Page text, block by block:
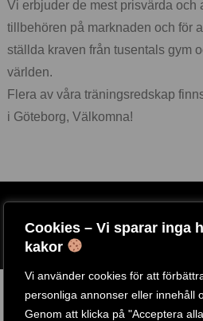
Cookies – Vi sparar inga
kakor
Vi använder cookies för att
personliga annonser eller innehåll
Genom att klicka på "Acceptera
Vi erbjuder de mest prisvärda och
tillbehören på marknaden och för
ställda kraven från tusentals gym
världen.
Flera av våra träningsredskap
i Göteborg, Välkomna!
ETIKETT:BODY
RELATERADE